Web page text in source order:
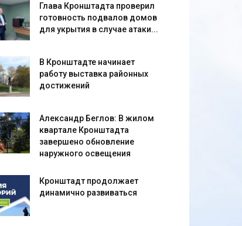
Глава Кронштадта проверил
готовность подвалов домов
для укрытия в случае атаки...
В Кронштадте начинает
работу выставка районных
достижений
Александр Беглов: В жилом
квартале Кронштадта
завершено обновление
наружного освещения
Кронштадт продолжает
динамично развиваться